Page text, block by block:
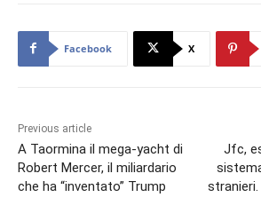
Facebook X
Previous article
A Taormina il mega-yacht di
Robert Mercer, il miliardario
che ha “inventato” Trump
Jfc,